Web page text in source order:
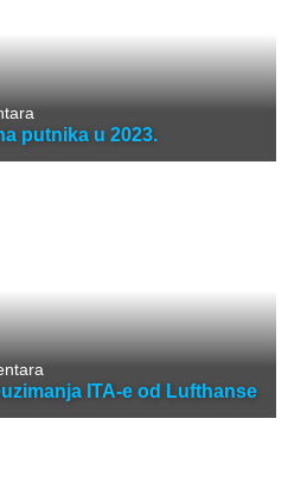
putnika u 2023.
ITA-e od Lufthanse